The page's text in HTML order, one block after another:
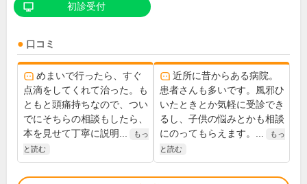
初診受付
口コミ
めまいで行ったら、すぐ
点滴をしてくれて治った。も
ともと頭痛持ちなので、つい
でにそちらの相談もしたら、
本を見せて丁寧に説明...
もっ
と読む
近所に昔からある病院。
患者さんも多いです。風邪ひ
いたときとか気軽に受診でき
るし、子供の悩みとかも相談
にのってもらえます。...
もっ
と読む